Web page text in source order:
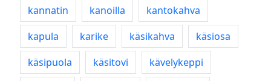
kannatin
kanoilla
kantokahva
kapula
karike käsikahva
käsiosa
käsipuola
käsitovi
kävelykeppi